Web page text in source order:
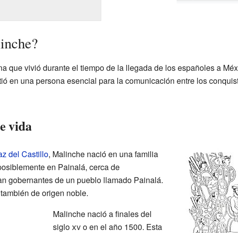
que vivió durante el tiempo de la llegada de los españoles a
en una persona esencial para la comunicación entre los
vida
del Castillo, Malinche nació en una familia
en Painalá, cerca de
gobernantes de un pueblo llamado Painalá.
de origen noble.
Malinche nació a finales del
sigloxvo en el año 1500. Esta